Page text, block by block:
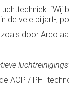
de vele biljart-,
door Arco
AOP / PHI